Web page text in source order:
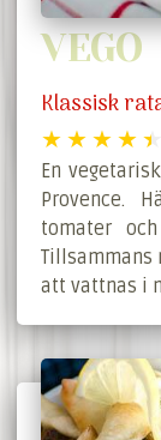
VEGO
Klassisk
En
Provence.
tomater
Tillsammans
att vattnas i